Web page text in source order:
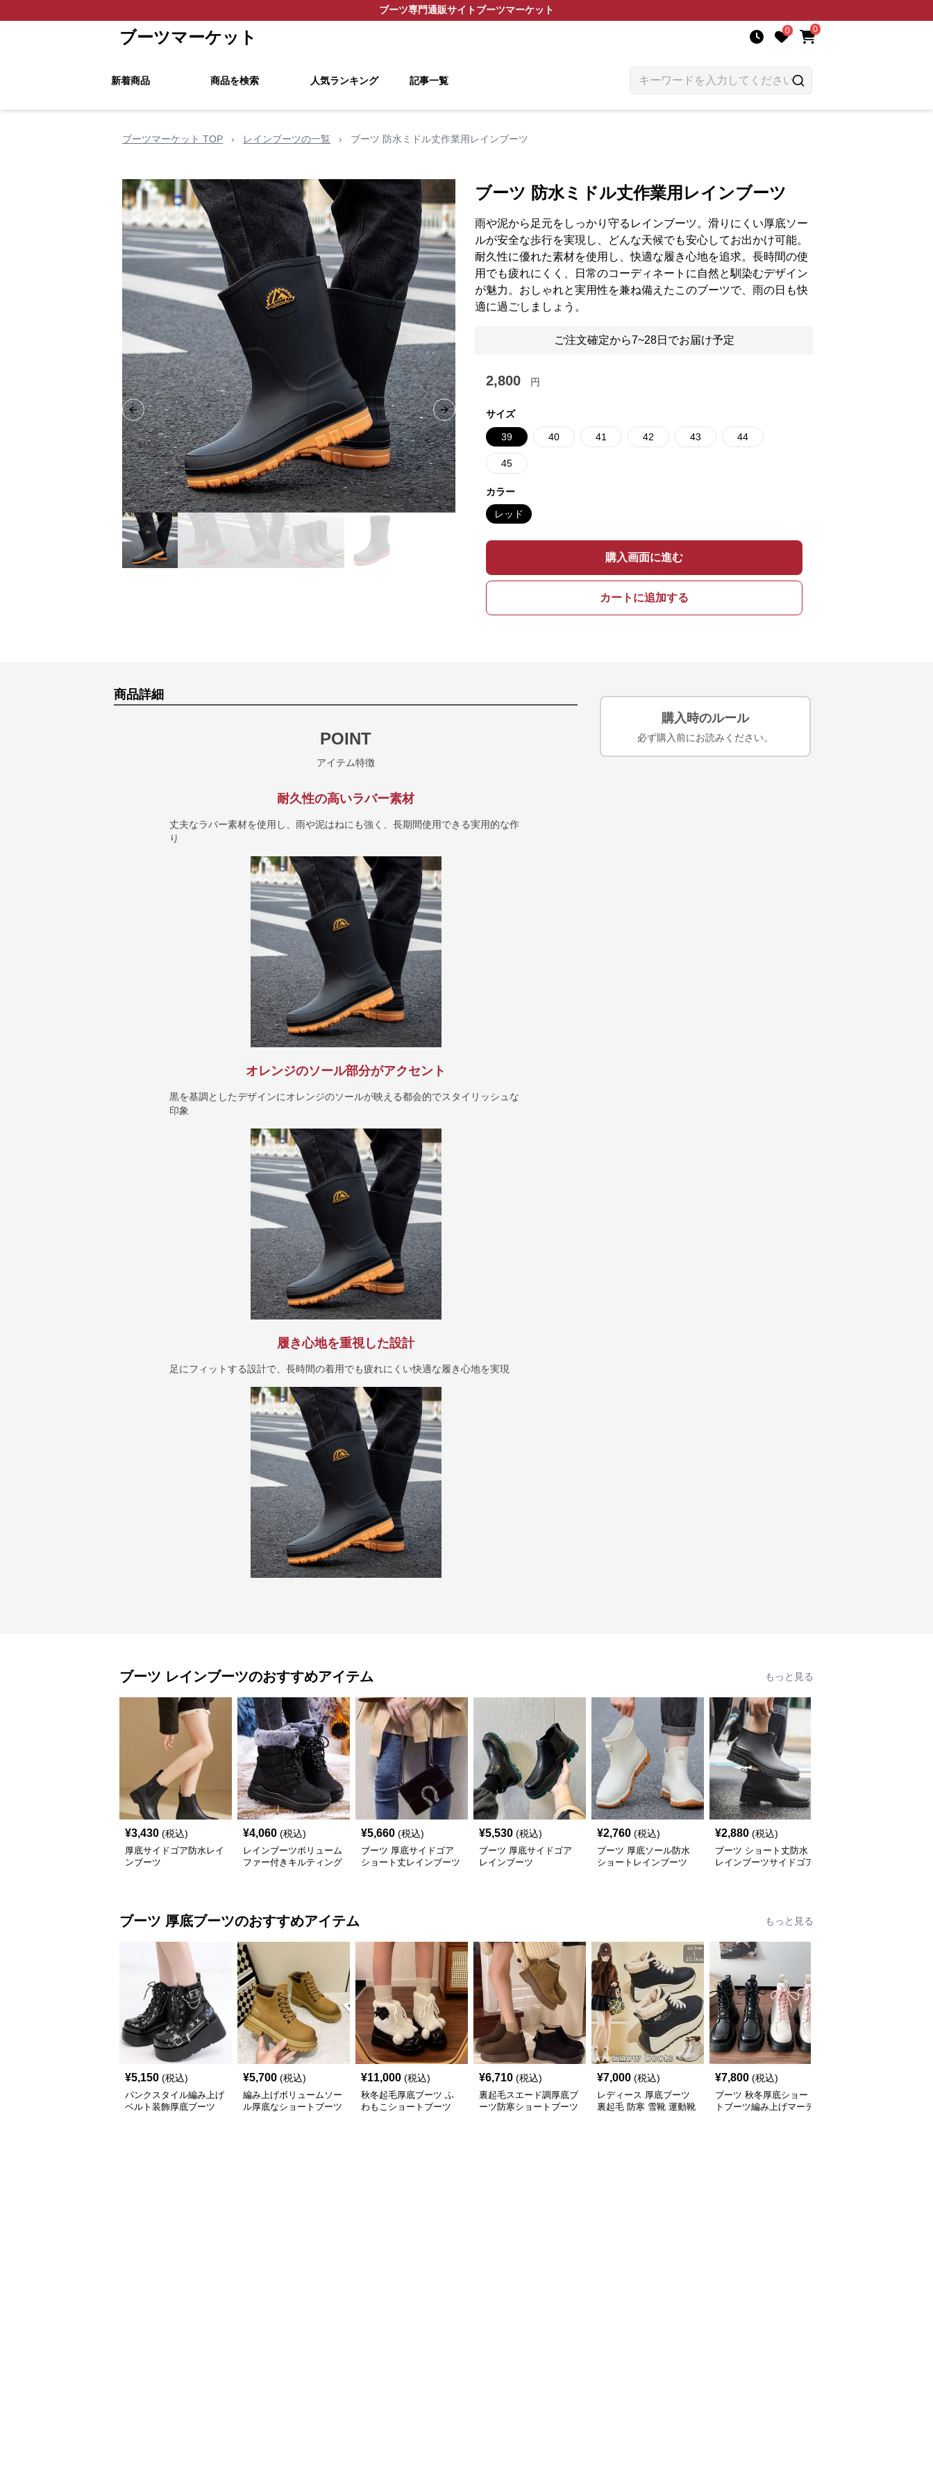
ブーツ専門通販サイトブーツマーケット
ブーツマーケット 0 0
新着商品 商品を検索 人気ランキング 記事一覧
ブーツマーケット TOP › レインブーツの一覧 › ブーツ 防水ミドル丈作業用レインブーツ
Previous slide Next slide
ブーツ 防水ミドル丈作業用レインブーツ
雨や泥から足元をしっかり守るレインブーツ。滑りにくい厚底ソー
ルが安全な歩行を実現し、どんな天候でも安心してお出かけ可能。
耐久性に優れた素材を使用し、快適な履き心地を追求。長時間の使
用でも疲れにくく、日常のコーディネートに自然と馴染むデザイン
が魅力。おしゃれと実用性を兼ね備えたこのブーツで、雨の日も快
適に過ごしましょう。
ご注文確定から7~28日でお届け予定
2,800 円
サイズ
39 40 41 42 43 44
45
カラー
レッド
購入画面に進む
カートに追加する
商品詳細
POINT
アイテム特徴
耐久性の高いラバー素材
丈夫なラバー素材を使用し、雨や泥はねにも強く、長期間使用できる実用的な作
り
オレンジのソール部分がアクセント
黒を基調としたデザインにオレンジのソールが映える都会的でスタイリッシュな
印象
履き心地を重視した設計
足にフィットする設計で、長時間の着用でも疲れにくい快適な履き心地を実現
購入時のルール
必ず購入前にお読みください。
ブーツ レインブーツのおすすめアイテム もっと見る
¥3,430 (税込)
厚底サイドゴア防水レイ
ンブーツ
¥4,060 (税込)
レインブーツボリューム
ファー付きキルティング
¥5,660 (税込)
ブーツ 厚底サイドゴア
ショート丈レインブーツ
¥5,530 (税込)
ブーツ 厚底サイドゴア
レインブーツ
¥2,760 (税込)
ブーツ 厚底ソール防水
ショートレインブーツ
¥2,880 (税込)
ブーツ ショート丈防水
レインブーツサイドゴア
ブーツ 厚底ブーツのおすすめアイテム もっと見る
¥5,150 (税込)
パンクスタイル編み上げ
ベルト装飾厚底ブーツ
¥5,700 (税込)
編み上げボリュームソー
ル厚底なショートブーツ
¥11,000 (税込)
秋冬起毛厚底ブーツ ふ
わもこショートブーツ
¥6,710 (税込)
裏起毛スエード調厚底ブ
ーツ防寒ショートブーツ
¥7,000 (税込)
レディース 厚底ブーツ
裏起毛 防寒 雪靴 運動靴
¥7,800 (税込)
ブーツ 秋冬厚底ショー
トブーツ編み上げマーテ